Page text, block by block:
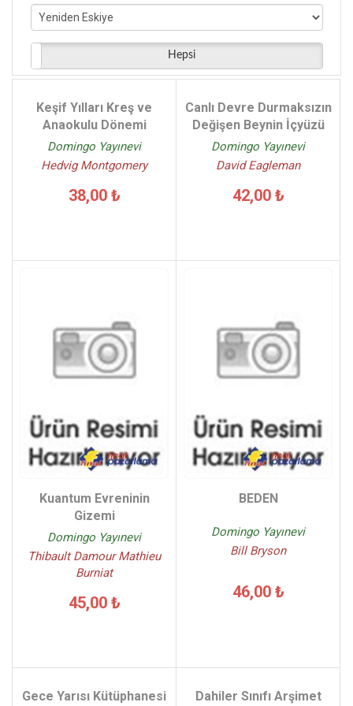
Isabelle Filliozat Virginie Limousin - (2)
Carlo Carzan Sonia Scalco - (2)
Patrick Dewitt - (2)
Daniele Aristarco - (2)
Hepsi
Keşif Yılları Kreş ve
Anaokulu Dönemi
Domingo Yayınevi
Hedvig Montgomery
38,00 ₺
Canlı Devre Durmaksızın
Değişen Beynin İçyüzü
Domingo Yayınevi
David Eagleman
42,00 ₺
Kuantum Evreninin
Gizemi
Domingo Yayınevi
Thibault Damour Mathieu
Burniat
45,00 ₺
BEDEN
Domingo Yayınevi
Bill Bryson
46,00 ₺
Gece Yarısı Kütüphanesi Dahiler Sınıfı Arşimet